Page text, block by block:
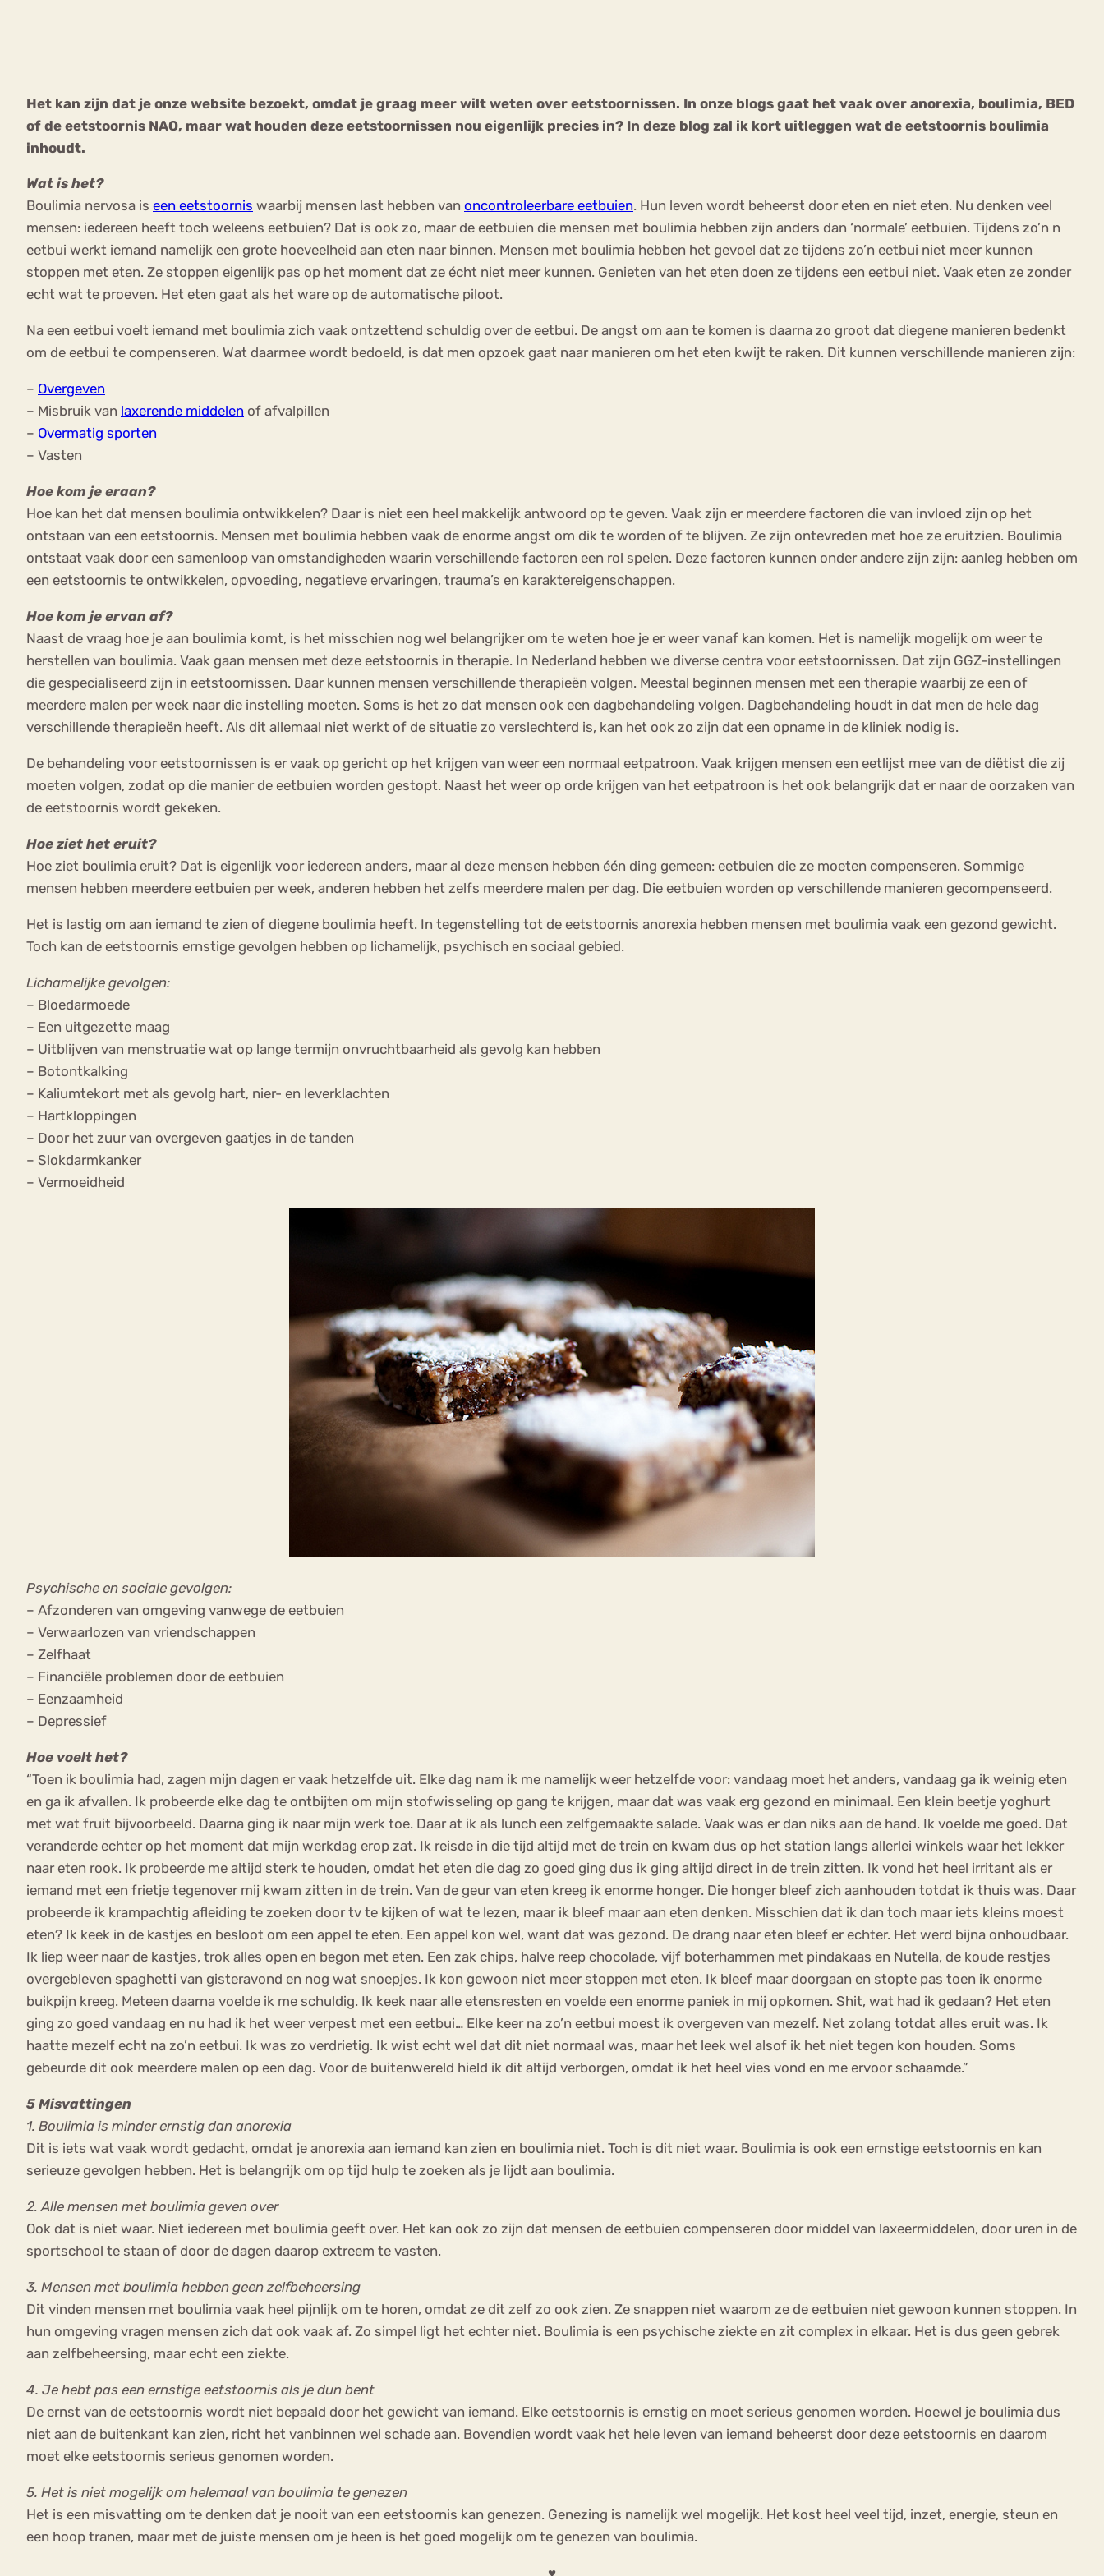
Het kan zijn dat je onze website bezoekt, omdat je graag meer wilt weten over eetstoornissen. In onze blogs gaat het vaak over anorexia, boulimia, BED
of de eetstoornis NAO, maar wat houden deze eetstoornissen nou eigenlijk precies in? In deze blog zal ik kort uitleggen wat de eetstoornis boulimia
inhoudt.
Wat is het?
Boulimia nervosa is een eetstoornis waarbij mensen last hebben van oncontroleerbare eetbuien. Hun leven wordt beheerst door eten en niet eten. Nu denken veel
mensen: iedereen heeft toch weleens eetbuien? Dat is ook zo, maar de eetbuien die mensen met boulimia hebben zijn anders dan ‘normale’ eetbuien. Tijdens zo’n n
eetbui werkt iemand namelijk een grote hoeveelheid aan eten naar binnen. Mensen met boulimia hebben het gevoel dat ze tijdens zo’n eetbui niet meer kunnen
stoppen met eten. Ze stoppen eigenlijk pas op het moment dat ze écht niet meer kunnen. Genieten van het eten doen ze tijdens een eetbui niet. Vaak eten ze zonder
echt wat te proeven. Het eten gaat als het ware op de automatische piloot.
Na een eetbui voelt iemand met boulimia zich vaak ontzettend schuldig over de eetbui. De angst om aan te komen is daarna zo groot dat diegene manieren bedenkt
om de eetbui te compenseren. Wat daarmee wordt bedoeld, is dat men opzoek gaat naar manieren om het eten kwijt te raken. Dit kunnen verschillende manieren zijn:
– Overgeven
– Misbruik van laxerende middelen of afvalpillen
– Overmatig sporten
– Vasten
Hoe kom je eraan?
Hoe kan het dat mensen boulimia ontwikkelen? Daar is niet een heel makkelijk antwoord op te geven. Vaak zijn er meerdere factoren die van invloed zijn op het
ontstaan van een eetstoornis. Mensen met boulimia hebben vaak de enorme angst om dik te worden of te blijven. Ze zijn ontevreden met hoe ze eruitzien. Boulimia
ontstaat vaak door een samenloop van omstandigheden waarin verschillende factoren een rol spelen. Deze factoren kunnen onder andere zijn zijn: aanleg hebben om
een eetstoornis te ontwikkelen, opvoeding, negatieve ervaringen, trauma’s en karaktereigenschappen.
Hoe kom je ervan af?
Naast de vraag hoe je aan boulimia komt, is het misschien nog wel belangrijker om te weten hoe je er weer vanaf kan komen. Het is namelijk mogelijk om weer te
herstellen van boulimia. Vaak gaan mensen met deze eetstoornis in therapie. In Nederland hebben we diverse centra voor eetstoornissen. Dat zijn GGZ-instellingen
die gespecialiseerd zijn in eetstoornissen. Daar kunnen mensen verschillende therapieën volgen. Meestal beginnen mensen met een therapie waarbij ze een of
meerdere malen per week naar die instelling moeten. Soms is het zo dat mensen ook een dagbehandeling volgen. Dagbehandeling houdt in dat men de hele dag
verschillende therapieën heeft. Als dit allemaal niet werkt of de situatie zo verslechterd is, kan het ook zo zijn dat een opname in de kliniek nodig is.
De behandeling voor eetstoornissen is er vaak op gericht op het krijgen van weer een normaal eetpatroon. Vaak krijgen mensen een eetlijst mee van de diëtist die zij
moeten volgen, zodat op die manier de eetbuien worden gestopt. Naast het weer op orde krijgen van het eetpatroon is het ook belangrijk dat er naar de oorzaken van
de eetstoornis wordt gekeken.
Hoe ziet het eruit?
Hoe ziet boulimia eruit? Dat is eigenlijk voor iedereen anders, maar al deze mensen hebben één ding gemeen: eetbuien die ze moeten compenseren. Sommige
mensen hebben meerdere eetbuien per week, anderen hebben het zelfs meerdere malen per dag. Die eetbuien worden op verschillende manieren gecompenseerd.
Het is lastig om aan iemand te zien of diegene boulimia heeft. In tegenstelling tot de eetstoornis anorexia hebben mensen met boulimia vaak een gezond gewicht.
Toch kan de eetstoornis ernstige gevolgen hebben op lichamelijk, psychisch en sociaal gebied.
Lichamelijke gevolgen:
– Bloedarmoede
– Een uitgezette maag
– Uitblijven van menstruatie wat op lange termijn onvruchtbaarheid als gevolg kan hebben
– Botontkalking
– Kaliumtekort met als gevolg hart, nier- en leverklachten
– Hartkloppingen
– Door het zuur van overgeven gaatjes in de tanden
– Slokdarmkanker
– Vermoeidheid
Psychische en sociale gevolgen:
– Afzonderen van omgeving vanwege de eetbuien
– Verwaarlozen van vriendschappen
– Zelfhaat
– Financiële problemen door de eetbuien
– Eenzaamheid
– Depressief
Hoe voelt het?
“Toen ik boulimia had, zagen mijn dagen er vaak hetzelfde uit. Elke dag nam ik me namelijk weer hetzelfde voor: vandaag moet het anders, vandaag ga ik weinig eten
en ga ik afvallen. Ik probeerde elke dag te ontbijten om mijn stofwisseling op gang te krijgen, maar dat was vaak erg gezond en minimaal. Een klein beetje yoghurt
met wat fruit bijvoorbeeld. Daarna ging ik naar mijn werk toe. Daar at ik als lunch een zelfgemaakte salade. Vaak was er dan niks aan de hand. Ik voelde me goed. Dat
veranderde echter op het moment dat mijn werkdag erop zat. Ik reisde in die tijd altijd met de trein en kwam dus op het station langs allerlei winkels waar het lekker
naar eten rook. Ik probeerde me altijd sterk te houden, omdat het eten die dag zo goed ging dus ik ging altijd direct in de trein zitten. Ik vond het heel irritant als er
iemand met een frietje tegenover mij kwam zitten in de trein. Van de geur van eten kreeg ik enorme honger. Die honger bleef zich aanhouden totdat ik thuis was. Daar
probeerde ik krampachtig afleiding te zoeken door tv te kijken of wat te lezen, maar ik bleef maar aan eten denken. Misschien dat ik dan toch maar iets kleins moest
eten? Ik keek in de kastjes en besloot om een appel te eten. Een appel kon wel, want dat was gezond. De drang naar eten bleef er echter. Het werd bijna onhoudbaar.
Ik liep weer naar de kastjes, trok alles open en begon met eten. Een zak chips, halve reep chocolade, vijf boterhammen met pindakaas en Nutella, de koude restjes
overgebleven spaghetti van gisteravond en nog wat snoepjes. Ik kon gewoon niet meer stoppen met eten. Ik bleef maar doorgaan en stopte pas toen ik enorme
buikpijn kreeg. Meteen daarna voelde ik me schuldig. Ik keek naar alle etensresten en voelde een enorme paniek in mij opkomen. Shit, wat had ik gedaan? Het eten
ging zo goed vandaag en nu had ik het weer verpest met een eetbui… Elke keer na zo’n eetbui moest ik overgeven van mezelf. Net zolang totdat alles eruit was. Ik
haatte mezelf echt na zo’n eetbui. Ik was zo verdrietig. Ik wist echt wel dat dit niet normaal was, maar het leek wel alsof ik het niet tegen kon houden. Soms
gebeurde dit ook meerdere malen op een dag. Voor de buitenwereld hield ik dit altijd verborgen, omdat ik het heel vies vond en me ervoor schaamde.”
5 Misvattingen
1. Boulimia is minder ernstig dan anorexia
Dit is iets wat vaak wordt gedacht, omdat je anorexia aan iemand kan zien en boulimia niet. Toch is dit niet waar. Boulimia is ook een ernstige eetstoornis en kan
serieuze gevolgen hebben. Het is belangrijk om op tijd hulp te zoeken als je lijdt aan boulimia.
2. Alle mensen met boulimia geven over
Ook dat is niet waar. Niet iedereen met boulimia geeft over. Het kan ook zo zijn dat mensen de eetbuien compenseren door middel van laxeermiddelen, door uren in de
sportschool te staan of door de dagen daarop extreem te vasten.
3. Mensen met boulimia hebben geen zelfbeheersing
Dit vinden mensen met boulimia vaak heel pijnlijk om te horen, omdat ze dit zelf zo ook zien. Ze snappen niet waarom ze de eetbuien niet gewoon kunnen stoppen. In
hun omgeving vragen mensen zich dat ook vaak af. Zo simpel ligt het echter niet. Boulimia is een psychische ziekte en zit complex in elkaar. Het is dus geen gebrek
aan zelfbeheersing, maar echt een ziekte.
4. Je hebt pas een ernstige eetstoornis als je dun bent
De ernst van de eetstoornis wordt niet bepaald door het gewicht van iemand. Elke eetstoornis is ernstig en moet serieus genomen worden. Hoewel je boulimia dus
niet aan de buitenkant kan zien, richt het vanbinnen wel schade aan. Bovendien wordt vaak het hele leven van iemand beheerst door deze eetstoornis en daarom
moet elke eetstoornis serieus genomen worden.
5. Het is niet mogelijk om helemaal van boulimia te genezen
Het is een misvatting om te denken dat je nooit van een eetstoornis kan genezen. Genezing is namelijk wel mogelijk. Het kost heel veel tijd, inzet, energie, steun en
een hoop tranen, maar met de juiste mensen om je heen is het goed mogelijk om te genezen van boulimia.
♥
Boulimia Nervosa
Orthorexia